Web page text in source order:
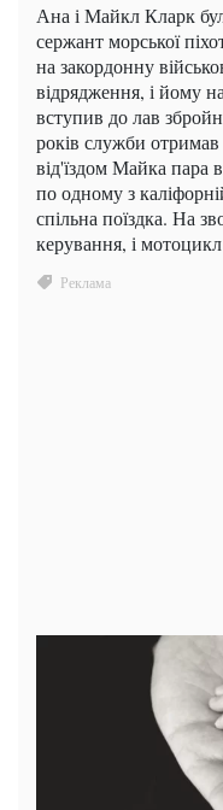
Ана і Майкл Кларк
сержант морської
на закордонну
відрядження, і йому
вступив до лав
років служби отримав
від'їздом Майка пара
по одному з
спільна поїздка. На
керування, і мотоцикл